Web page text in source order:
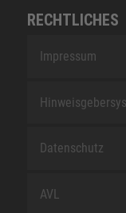
RECHTLICHES
Impressum
Datenschutz
AVL